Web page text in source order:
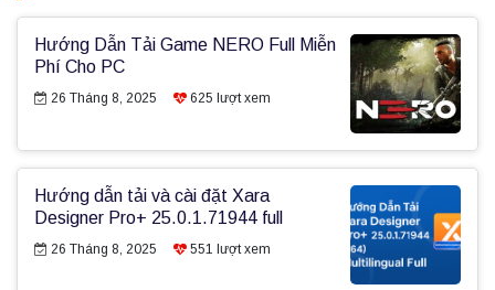
Hướng Dẫn Tải Game NERO Full Miễn
Phí Cho PC
26 Tháng 8, 2025 625 lượt xem
Hướng dẫn tải và cài đặt Xara
Designer Pro+ 25.0.1.71944 full
26 Tháng 8, 2025 551 lượt xem